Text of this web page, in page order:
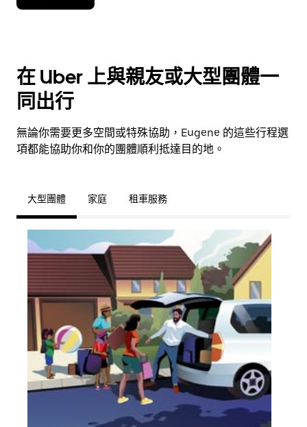
在 Uber 上與親友或大型團體一
同出行
無論你需要更多空間或特殊協助，Eugene 的這些行程選
項都能協助你和你的團體順利抵達目的地。
大型團體 家庭 租車服務